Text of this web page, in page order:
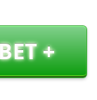
+